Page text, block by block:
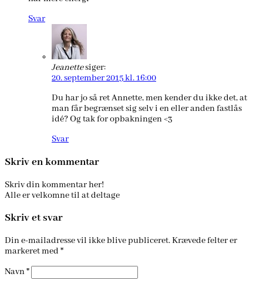
Svar
Jeanettesiger:
20. september 2015 kl. 16:00
Du har jo så ret Annette, men kender du ikke det, at
man får begrænset sig selv i en eller anden fastlås
idé? Og tak for opbakningen <3
Svar
Skriv en kommentar
Skriv din kommentar her!
Alle er velkomne til at deltage
Skriv et svar
Din e-mailadresse vil ikke blive publiceret.Krævede felter er
markeret med *
Navn*